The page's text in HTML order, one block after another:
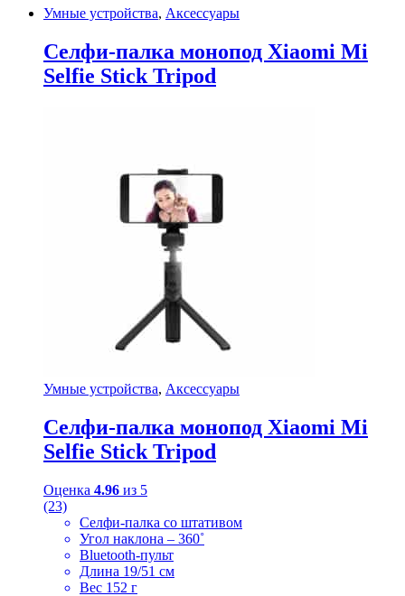
Умные устройства, Аксессуары
Селфи-палка монопод Xiaomi Mi
Selfie Stick Tripod
Умные устройства, Аксессуары
Селфи-палка монопод Xiaomi Mi
Selfie Stick Tripod
Оценка 4.96 из 5
(23)
Селфи-палка со штативом
Угол наклона – 360˚
Bluetooth-пульт
Длина 19/51 см
Вес 152 г